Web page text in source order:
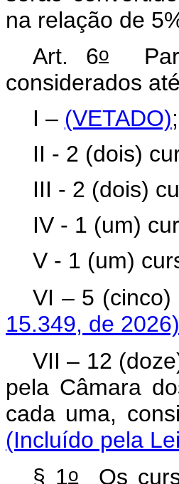
na relação de
Art. 6o
considerados
I – (VETADO);
II - 2 (dois)
III - 2 (dois)
IV - 1 (um)
V - 1 (um)
VI – 5 (cinco)
15.349, de 2026)
VII – 12
pela Câmara
cada uma,
(Incluído pela
§ 1oOs